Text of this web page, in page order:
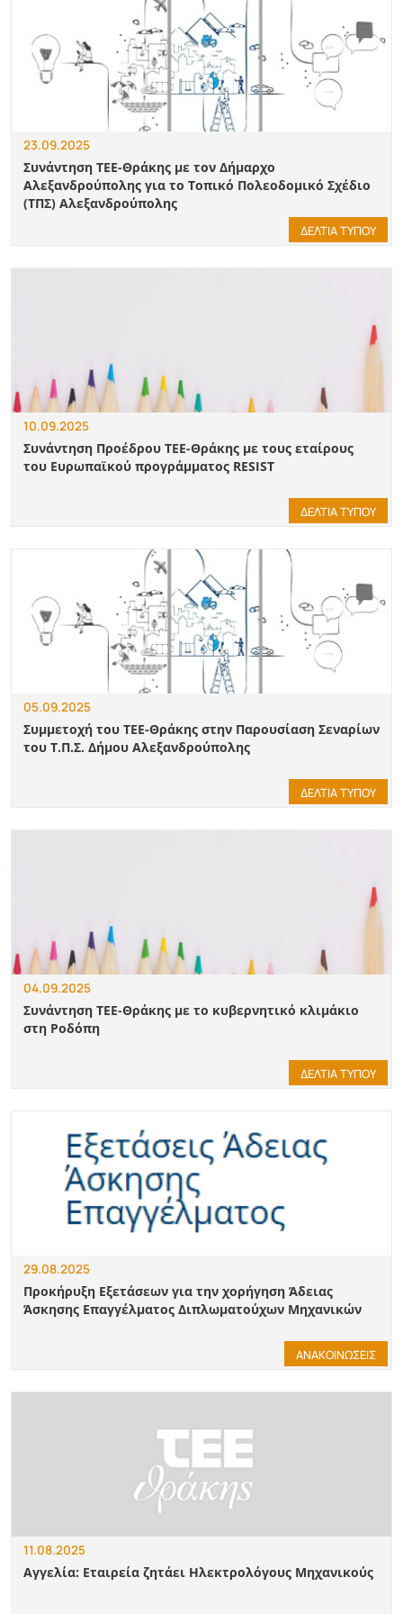
23.09.2025
Συνάντηση ΤΕΕ-Θράκης με τον Δήμαρχο
Αλεξανδρούπολης για το Τοπικό Πολεοδομικό Σχέδιο
(ΤΠΣ) Αλεξανδρούπολης
ΔΕΛΤΙΑ ΤΥΠΟΥ
10.09.2025
Συνάντηση Προέδρου ΤΕΕ-Θράκης με τους εταίρους
του Ευρωπαϊκού προγράμματος RESIST
ΔΕΛΤΙΑ ΤΥΠΟΥ
05.09.2025
Συμμετοχή του ΤΕΕ-Θράκης στην Παρουσίαση Σεναρίων
του Τ.Π.Σ. Δήμου Αλεξανδρούπολης
ΔΕΛΤΙΑ ΤΥΠΟΥ
04.09.2025
Συνάντηση ΤΕΕ-Θράκης με το κυβερνητικό κλιμάκιο
στη Ροδόπη
ΔΕΛΤΙΑ ΤΥΠΟΥ
29.08.2025
Προκήρυξη Εξετάσεων για την χορήγηση Άδειας
Άσκησης Επαγγέλματος Διπλωματούχων Μηχανικών
ΑΝΑΚΟΙΝΩΣΕΙΣ
11.08.2025
Αγγελία: Εταιρεία ζητάει Ηλεκτρολόγους Μηχανικούς